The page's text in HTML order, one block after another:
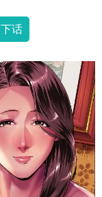
下话